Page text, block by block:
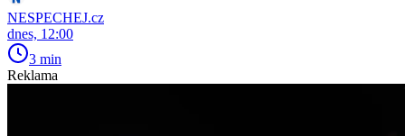
NESPECHEJ.cz
dnes, 12:00
3 min
Reklama